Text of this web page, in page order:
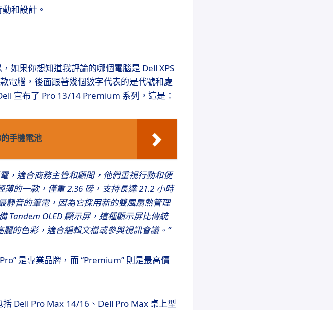
和設計。
如果你想知道我評論的哪個電腦是 Dell XPS
電腦，後面跟著幾個數字代表的是代號和處
宣布了 Pro 13/14 Premium 系列，這是：
手機電池
，適合商務主管和顧問，他們重視行動和便
的一款，僅重 2.36 磅，支持長達 21.2 小時
靜音的筆電，因為它採用新的雙風扇熱管理
Tandem OLED 顯示屏，這種顯示屏比傳統
的色彩，適合編輯文檔或參與視訊會議。”
是專業品牌，而 “Premium” 則是最高價
Dell Pro Max 14/16、Dell Pro Max 桌上型